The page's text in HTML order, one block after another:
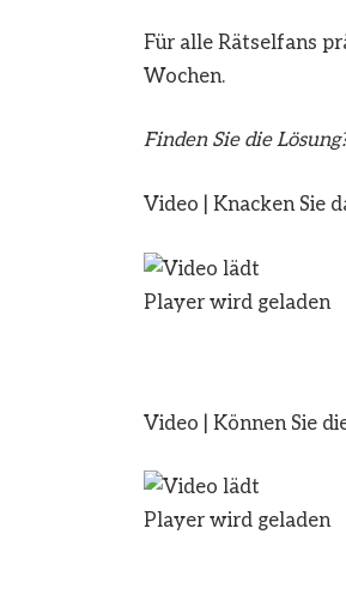
Für alle Rätselfans
Wochen.
Finden Sie die
Video Knacken Sie
Player wird geladen
Video Können Sie
Player wird geladen